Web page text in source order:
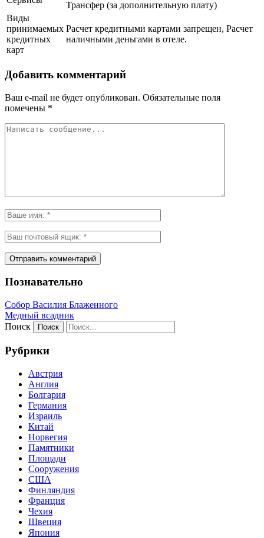
Трансфер (за дополнительную плату)
Виды
принимаемых
кредитных
карт
Расчет кредитными картами запрещен, Расчет
наличными деньгами в отеле.
Добавить комментарий
Ваш e-mail не будет опубликован. Обязательные поля
помечены *
Познавательно
Собор Василия Блаженного
Медный всадник
Поиск
Рубрики
Австрия
Англия
Болгария
Германия
Израиль
Китай
Норвегия
Памятники
Площади
Сооружения
США
Финляндия
Франция
Чехия
Швеция
Япония